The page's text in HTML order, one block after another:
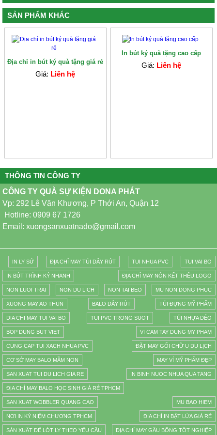
SẢN PHẨM KHÁC
Địa chỉ in bút ký quà tặng giá rẻ
Giá: Liên hệ
In bút ký quà tặng cao cấp
Giá: Liên hệ
THÔNG TIN CÔNG TY
CÔNG TY QUÀ SỰ KIỆN DONA PHÁT
Vp: 292 Lê Văn Khương, P Thới An, Quận 12
Hotline: 0909 67 1726
Email: xuongsanxuatnado@gmail.com
IN LY SỨ ĐỊA CHỈ MAY TÚI DÂY RÚT TUI NHUA PVC TUI VAI BO
IN BÚT TRÌNH KÝ NHANH ĐỊA CHỈ MAY NÓN KẾT THÊU LOGO
NON LUOI TRAI NON DU LICH NON TAI BEO MU NON DONG PHUC
XUONG MAY AO THUN BALO DÂY RÚT TÚI ĐỰNG MỸ PHẨM
DIA CHI MAY TUI VAI BO TUI PVC TRONG SUOT TÚI NHỰA DẺO
BOP DUNG BUT VIET VI CAM TAY DUNG MY PHAM
CUNG CAP TUI XACH NHUA PVC ĐẶT MAY GỐI CHỮ U DU LỊCH
CƠ SỞ MAY BALO MẦM NON MAY VÍ MỸ PHẨM ĐẸP
SAN XUAT TUI DU LICH GIA RE IN BINH NUOC NHUA QUA TANG
ĐỊA CHỈ MAY BALO HỌC SINH GIÁ RẺ TPHCM
SAN XUAT WOBBLER QUANG CAO MU BAO HIEM
NƠI IN KỶ NIỆM CHƯƠNG TPHCM ĐỊA CHỈ IN BẬT LỬA GIÁ RẺ
SẢN XUẤT ĐẾ LÓT LY THEO YÊU CẦU ĐỊA CHỈ MAY GẤU BÔNG TỐT NGHIỆP